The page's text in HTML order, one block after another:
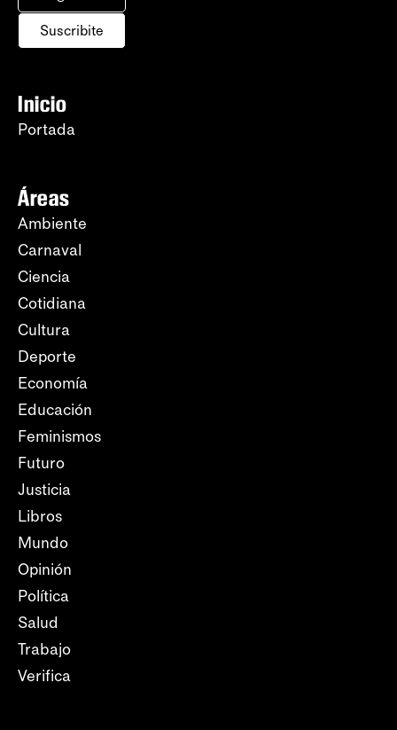
Suscribite
Inicio
Portada
Áreas
Ambiente
Carnaval
Ciencia
Cotidiana
Cultura
Deporte
Economía
Educación
Feminismos
Futuro
Justicia
Libros
Mundo
Opinión
Política
Salud
Trabajo
Verifica